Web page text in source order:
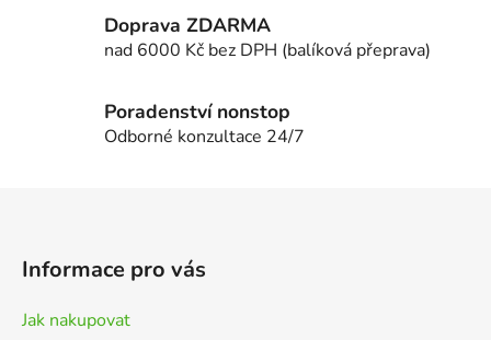
k
y
v
p
i
Doprava ZDARMA
nad 6000 Kč bez DPH (balíková přeprava)
Poradenství nonstop
Odborné konzultace 24/7
Informace pro vás
Jak nakupovat